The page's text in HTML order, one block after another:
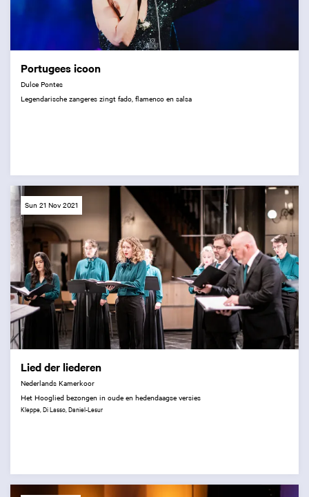
Portugees icoon
Dulce Pontes
Legendarische zangeres zingt fado, flamenco en salsa
Lied der liederen
Nederlands Kamerkoor
Het Hooglied bezongen in oude en hedendaagse versies
Kleppe, Di Lasso, Daniel-Lesur
Sun 21 Nov 2021